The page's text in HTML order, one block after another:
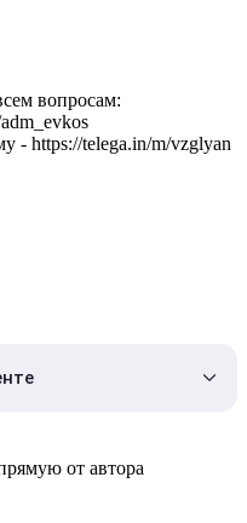
вопросам:
- https://telega.in/m/vzglyan
от автора